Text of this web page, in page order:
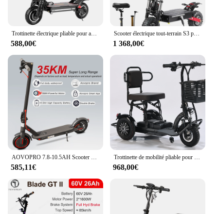
588,00€
Scooter électrique tout-terrain S3 pour adultes, moteur touristique 6000W, batterie 60V-21700, autonomie 120km, charge maximale 400kg, frein hydraulique, livraison en 3 à 5 jours
1 368,00€
585,11€ 968,00€